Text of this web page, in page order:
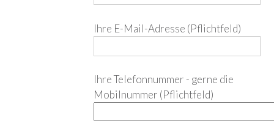
Ihre E-Mail-Adresse (Pflichtfeld)
Ihre Telefonnummer - gerne die
Mobilnummer (Pflichtfeld)